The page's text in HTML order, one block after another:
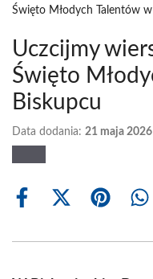
Święto Młodych Talentów
Uczcijmy
Święto
Biskupcu
Data dodania: 21 maja 2026
Share
Share
(Twitter)
Share